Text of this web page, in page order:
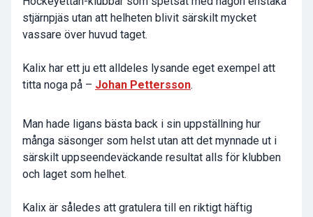
stjärnpjäs utan att helheten blivit särskilt mycket
vassare över huvud taget.
Kalix har ett ju ett alldeles lysande eget exempel att
titta noga på – Johan Pettersson.
Man hade ligans bästa back i sin uppställning hur
många säsonger som helst utan att det mynnade ut i
särskilt uppseendeväckande resultat alls för klubben
och laget som helhet.
Kalix är således att gratulera till en riktigt häftig